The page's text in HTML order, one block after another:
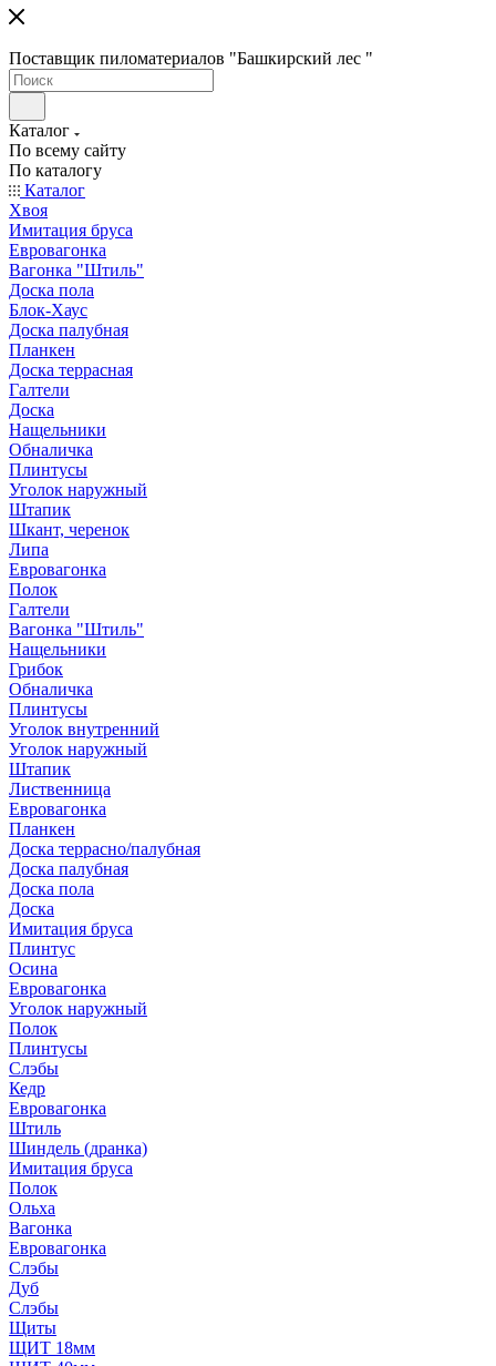
Поставщик пиломатериалов "Башкирский лес "
Каталог
По всему сайту
По каталогу
Каталог
Хвоя
Имитация бруса
Евровагонка
Вагонка "Штиль"
Доска пола
Блок-Хаус
Доска палубная
Планкен
Доска террасная
Галтели
Доска
Нащельники
Обналичка
Плинтусы
Уголок наружный
Штапик
Шкант, черенок
Липа
Евровагонка
Полок
Галтели
Вагонка "Штиль"
Нащельники
Грибок
Обналичка
Плинтусы
Уголок внутренний
Уголок наружный
Штапик
Лиственница
Евровагонка
Планкен
Доска террасно/палубная
Доска палубная
Доска пола
Доска
Имитация бруса
Плинтус
Осина
Евровагонка
Уголок наружный
Полок
Плинтусы
Слэбы
Кедр
Евровагонка
Штиль
Шиндель (дранка)
Имитация бруса
Полок
Ольха
Вагонка
Евровагонка
Слэбы
Дуб
Слэбы
Щиты
ЩИТ 18мм